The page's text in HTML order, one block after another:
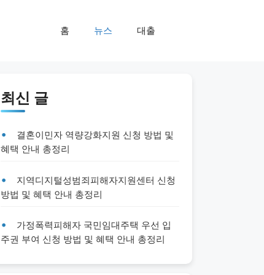
홈 뉴스 대출
최신 글
결혼이민자 역량강화지원 신청 방법 및
혜택 안내 총정리
지역디지털성범죄피해자지원센터 신청
방법 및 혜택 안내 총정리
가정폭력피해자 국민임대주택 우선 입
주권 부여 신청 방법 및 혜택 안내 총정리